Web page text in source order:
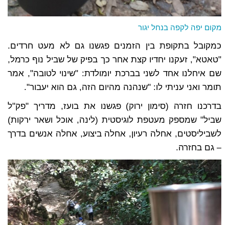
מקום יפה לקפה בנחל יגור
כמקובל בתקופת בין הזמנים פגשנו גם לא מעט חרדים.
"טאטא", זעקנו יחדיו קצת אחר כך בפיק של שביל נוף כרמל,
שם איחלנו אחד לשני בברכת יומולדת: "שינוי לטובה", אמר
תומר ואני עניתי לו: "שנהנה מהיום הזה, גם הוא יעבור".
בדרכנו חזרה (סימון ירוק) פגשנו את בועז, מדריך "פק"ל
שביל" שמספק מעטפת לוגיסטית (לינה, אוכל ושאר ירקות)
לשביליסטים, אחלה רעיון, אחלה ביצוע, אחלה אנשים בדרך
– גם בחזרה.